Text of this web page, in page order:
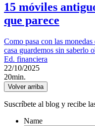
15 móviles
que parece
Como pasa con las
casa guardemos sin
Ed. financiera
22/10/2025
20min.
Volver arriba
Suscríbete al blog y recibe
Name